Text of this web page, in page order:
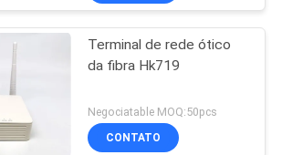
Terminal de rede ótico
da fibra Hk719
Negociatable MOQ:50pcs
CONTATO